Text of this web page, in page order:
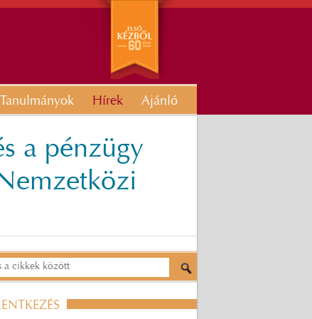
Tanulmányok Hírek Ajánló
a pénzügy